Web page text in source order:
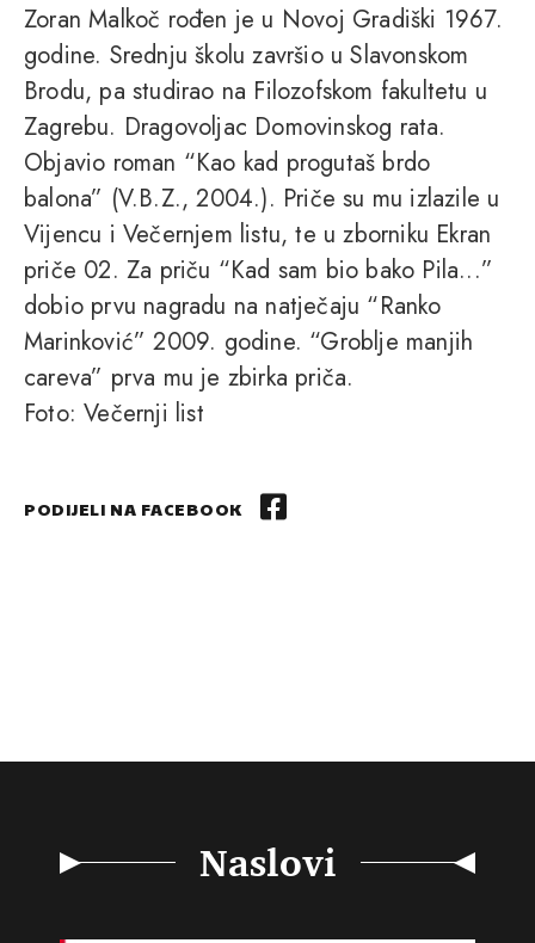
Zoran Malkoč rođen je u Novoj Gradiški 1967.
godine. Srednju školu završio u Slavonskom
Brodu, pa studirao na Filozofskom fakultetu u
Zagrebu. Dragovoljac Domovinskog rata.
Objavio roman “Kao kad progutaš brdo
balona” (V.B.Z., 2004.). Priče su mu izlazile u
Vijencu i Večernjem listu, te u zborniku Ekran
priče 02. Za priču “Kad sam bio bako Pila...”
dobio prvu nagradu na natječaju “Ranko
Marinković” 2009. godine. “Groblje manjih
careva” prva mu je zbirka priča.
Foto: Večernji list
PODIJELI NA FACEBOOK
Naslovi